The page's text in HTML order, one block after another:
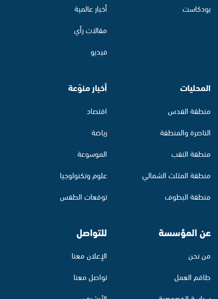
بودكاست
أخبار عالمية
مقالات رأي
فيديو
المحليات
منطقة القدس
الناصرة والمنطقة
منطقة النقب
منطقة المثلث الشمالي
منطقة البطوف
أخبار منوّعة
اقتصاد
رياضة
الموسوعة
علوم وتكنولوجيا
توقعات الطقس
عن المؤسسة
من نحن
طاقم العمل
للتواصل
الإعلان معنا
تواصل معنا